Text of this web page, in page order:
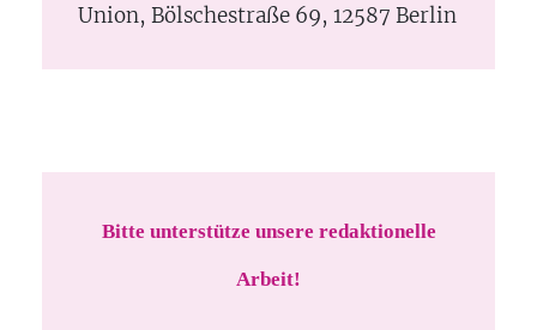
Union, Bölschestraße 69, 12587 Berlin
Bitte unterstütze unsere redaktionelle
Arbeit!